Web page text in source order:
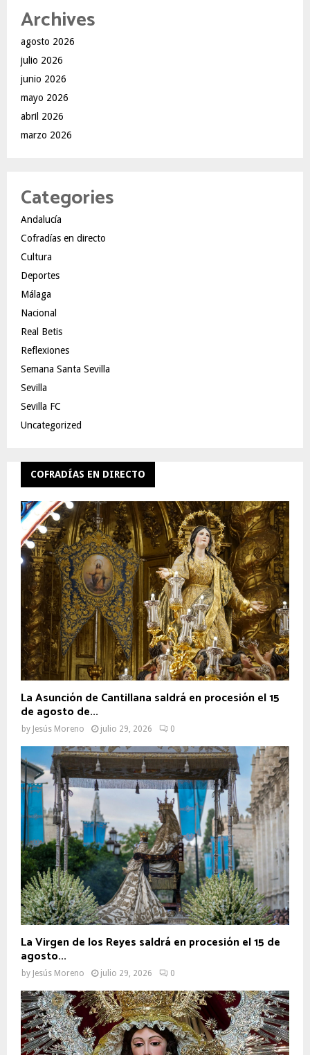
Archives
agosto 2026
julio 2026
junio 2026
mayo 2026
abril 2026
marzo 2026
Categories
Andalucía
Cofradías en directo
Cultura
Deportes
Málaga
Nacional
Real Betis
Reflexiones
Semana Santa Sevilla
Sevilla
Sevilla FC
Uncategorized
COFRADÍAS EN DIRECTO
La Asunción de Cantillana saldrá en procesión el 15
de agosto de...
by Jesús Moreno julio 29, 2026 0
La Virgen de los Reyes saldrá en procesión el 15 de
agosto...
by Jesús Moreno julio 29, 2026 0